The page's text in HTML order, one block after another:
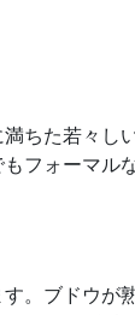
ちた若々し
フォーマル
。ブドウが